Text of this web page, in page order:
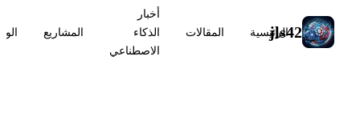
jls42
الرئيسية المقالات
أخبار
الذكاء
الاصطناعي
المشاريع